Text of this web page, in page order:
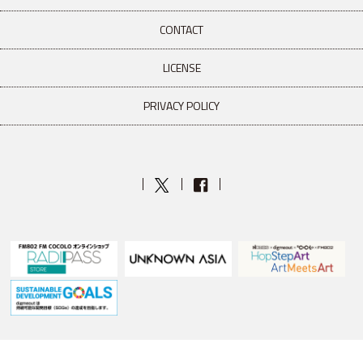
CONTACT
LICENSE
PRIVACY POLICY